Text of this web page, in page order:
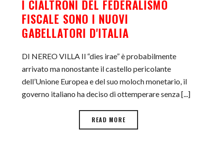
I CIALTRONI DEL FEDERALISMO
FISCALE SONO I NUOVI
GABELLATORI D'ITALIA
DI NEREO VILLA Il “dies irae” è probabilmente
arrivato ma nonostante il castello pericolante
dell’Unione Europea e del suo moloch monetario, il
governo italiano ha deciso di ottemperare senza [...]
READ MORE